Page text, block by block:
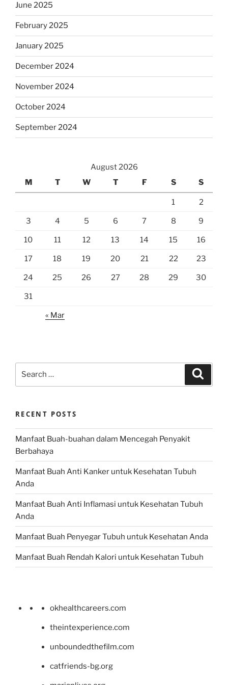
June 2025
February 2025
January 2025
December 2024
November 2024
October 2024
September 2024
August 2026
M
T W T F S S
1 2
3 4 5 6 7 8 9
10 11 12 13 14 15 16
17 18 19 20 21 22 23
24 25 26 27 28 29 30
31
« Mar
RECENT POSTS
Manfaat Buah-buahan dalam Mencegah Penyakit
Berbahaya
Manfaat Buah Anti Kanker untuk Kesehatan Tubuh
Anda
Manfaat Buah Anti Inflamasi untuk Kesehatan Tubuh
Anda
Manfaat Buah Penyegar Tubuh untuk Kesehatan Anda
Manfaat Buah Rendah Kalori untuk Kesehatan Tubuh
okhealthcareers.com
theintexperience.com
unboundedthefilm.com
catfriends-bg.org